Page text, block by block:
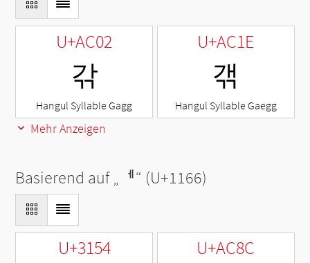
U+AC02
갂
Hangul Syllable Gagg
U+AC1E
갞
Hangul Syllable Gaegg
Mehr Anzeigen
Basierend auf „ ᅦ“ (U+1166)
U+3154 U+AC8C